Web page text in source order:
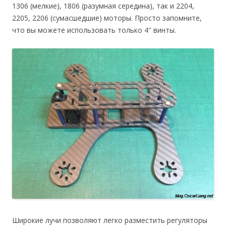
1306 (мелкие), 1806 (разумная середина), так и 2204,
2205, 2206 (сумасшедшие) моторы. Просто запомните,
что вы можете использовать только 4″ винты.
Широкие лучи позволяют легко разместить регуляторы